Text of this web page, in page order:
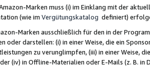
Marken muss (i) im Einklang mit der
(wie im Vergütungskatalog definiert)
Marken ausschließlich für den in der
oder darstellen: (i) in einer Weise, die ein
zu verunglimpfen, (iii) in einer Weise,
(iv) in Offline-Materialien oder E-Mails (z. B. in